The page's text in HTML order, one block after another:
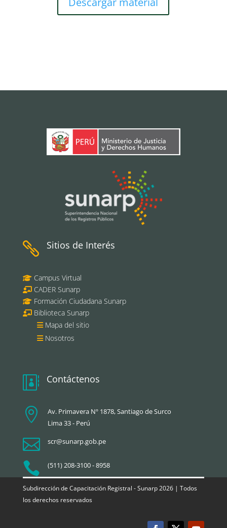
 Sitios de Interés
Campus Virtual
CADER Sunarp
Formación Ciudadana Sunarp
Biblioteca Sunarp
Mapa del sitio
Nosotros
 Contáctenos

Av. Primavera Nº 1878, Santiago de Surco
Lima 33 - Perú
 scr@sunarp.gob.pe
 (511) 208-3100 - 8958
Subdirección de Capacitación Registral - Sunarp 2026 | Todos
los derechos reservados